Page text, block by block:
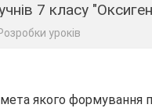
7 класу
уроків
мета якого